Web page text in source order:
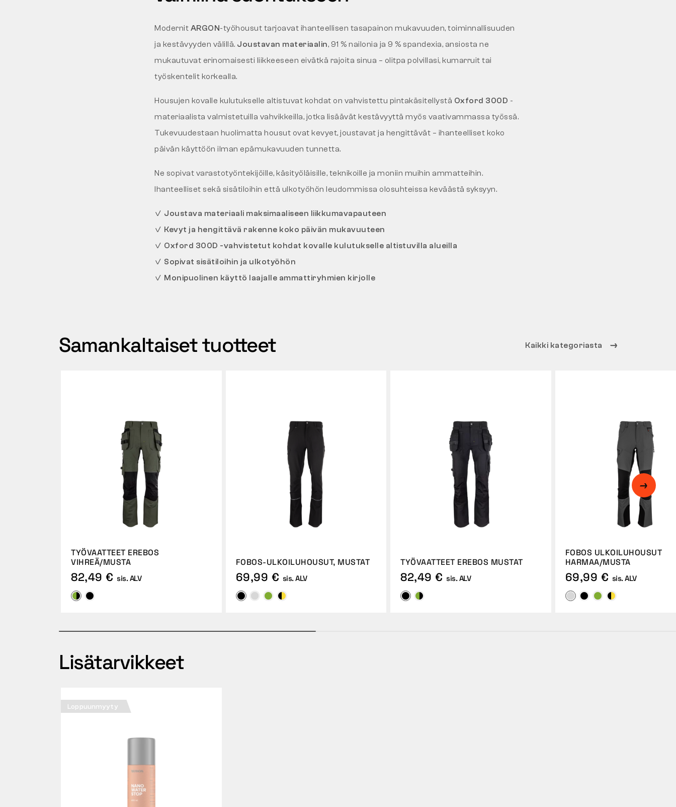
Modernit ARGON-työhousut tarjoavat ihanteellisen tasapainon mukavuuden, toiminnallisuuden
ja kestävyyden välillä. Joustavan materiaalin, 91 % nailonia ja 9 % spandexia, ansiosta ne
mukautuvat erinomaisesti liikkeeseen eivätkä rajoita sinua – olitpa polvillasi, kumarruit tai
työskentelit korkealla.
Housujen kovalle kulutukselle altistuvat kohdat on vahvistettu pintakäsitellystä Oxford 300D -
materiaalista valmistetuilla vahvikkeilla, jotka lisäävät kestävyyttä myös vaativammassa työssä.
Tukevuudestaan huolimatta housut ovat kevyet, joustavat ja hengittävät – ihanteelliset koko
päivän käyttöön ilman epämukavuuden tunnetta.
Ne sopivat varastotyöntekijöille, käsityöläisille, teknikoille ja moniin muihin ammatteihin.
Ihanteelliset sekä sisätiloihin että ulkotyöhön leudommissa olosuhteissa keväästä syksyyn.
✓ Joustava materiaali maksimaaliseen liikkumavapauteen
✓ Kevyt ja hengittävä rakenne koko päivän mukavuuteen
✓ Oxford 300D -vahvistetut kohdat kovalle kulutukselle altistuvilla alueilla
✓ Sopivat sisätiloihin ja ulkotyöhön
✓ Monipuolinen käyttö laajalle ammattiryhmien kirjolle
Samankaltaiset tuotteet Kaikki kategoriasta
TYÖVAATTEET EREBOS
VIHREÄ/MUSTA
82,49 € sis. ALV
FOBOS-ULKOILUHOUSUT, MUSTAT
69,99 € sis. ALV
TYÖVAATTEET EREBOS MUSTAT
82,49 € sis. ALV
FOBOS ULKOILUHOUSUT
HARMAA/MUSTA
69,99 € sis. ALV
Lisätarvikkeet
Loppuunmyyty